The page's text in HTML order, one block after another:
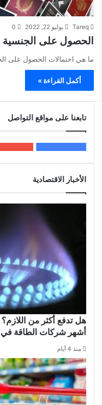
Tareq يوليو 22, 2022 0
الحصول على الجنسية
ما هي احتمالات الحصول على
أكمل القراءة »
تابعنا على مواقع التواصل
الأخبار الاقتصادية
هل تدفع أكثر من اللازم؟
أشهر شركات الطاقة في
منذ 4 أيام